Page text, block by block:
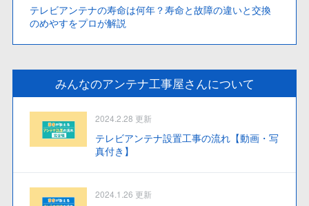
テレビアンテナの寿命は何年？寿命と故障の違いと交換
のめやすをプロが解説
みんなのアンテナ工事屋さんについて
2024.2.28 更新
テレビアンテナ設置工事の流れ【動画・写
真付き】
2024.1.26 更新